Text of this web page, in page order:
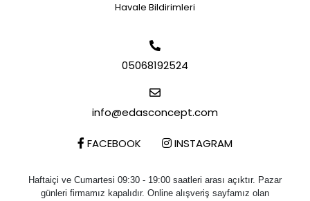
Havale Bildirimleri
05068192524
info@edasconcept.com
FACEBOOK INSTAGRAM
Haftaiçi ve Cumartesi 09:30 - 19:00 saatleri arası açıktır. Pazar
günleri firmamız kapalıdır. Online alışveriş sayfamız olan